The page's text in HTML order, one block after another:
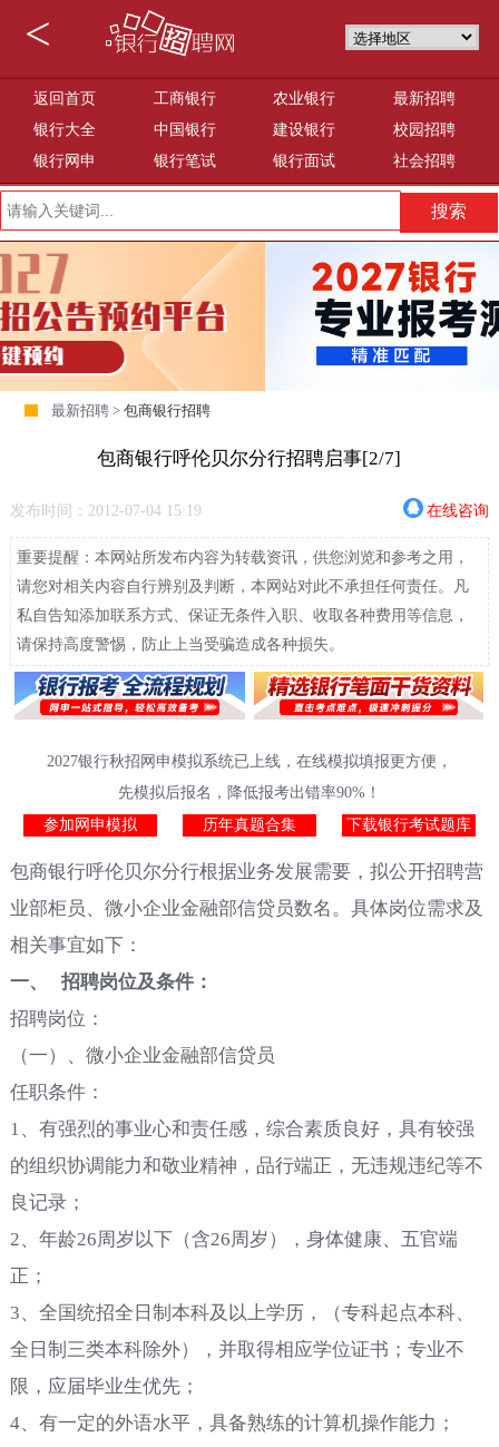
<
返回首页 工商银行 农业银行
最新招聘
银行大全
中国银行 建设银行
校园招聘
银行网申
银行笔试 银行面试 社会招聘
最新招聘 >包商银行招聘
包商银行呼伦贝尔分行招聘启事[2/7]
发布时间：2012-07-04 15:19 在线咨询
重要提醒：本网站所发布内容为转载资讯，供您浏览和参考之用，
请您对相关内容自行辨别及判断，本网站对此不承担任何责任。凡
私自告知添加联系方式、保证无条件入职、收取各种费用等信息，
请保持高度警惕，防止上当受骗造成各种损失。
2027银行秋招网申模拟系统已上线，在线模拟填报更方便，
先模拟后报名，降低报考出错率90%！
参加网申模拟
历年真题合集 下载银行考试题库
包商银行呼伦贝尔分行根据业务发展需要，拟公开招聘营
业部柜员、微小企业金融部信贷员数名。 具体岗位需求及
相关事宜如下：
一、
招聘岗位及条件：
招聘岗位：
（一）、微小企业金融部信贷员
任职条件：
1
、有强烈的事业心和责任感，综合素质良好，具有较强
的组织协调能力和敬业精神，品行端正，无违规违纪等不
良记录；
2 、年龄26周岁以下（含26周岁），身体健康、五官端
正；
3 、全国统招全日制本科及以上学历，
（专科起点本科、
全日制三类本科除外），并取得相应学位证书；专业不
限，应届毕业生优先；
4、有一定的外语水平，具备熟练的计算机操作能力；